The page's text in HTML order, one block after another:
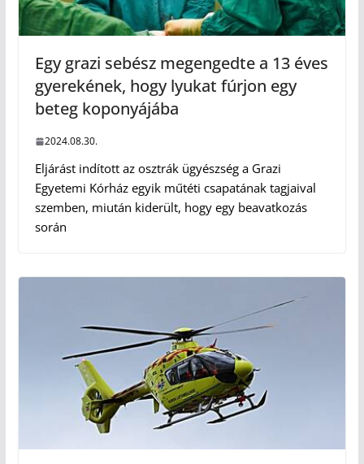
Egy grazi sebész megengedte a 13 éves
gyerekének, hogy lyukat fúrjon egy
beteg koponyájába
2024.08.30.
Eljárást indított az osztrák ügyészség a Grazi
Egyetemi Kórház egyik műtéti csapatának tagjaival
szemben, miután kiderült, hogy egy beavatkozás
során